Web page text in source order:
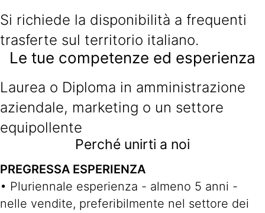
Si richiede la disponibilità a frequenti
trasferte sul territorio italiano.
Le tue competenze ed esperienza
Laurea o Diploma in amministrazione
aziendale, marketing o un settore
equipollente
Perché unirti a noi
PREGRESSA ESPERIENZA
• Pluriennale esperienza - almeno 5 anni -
nelle vendite, preferibilmente nel settore dei